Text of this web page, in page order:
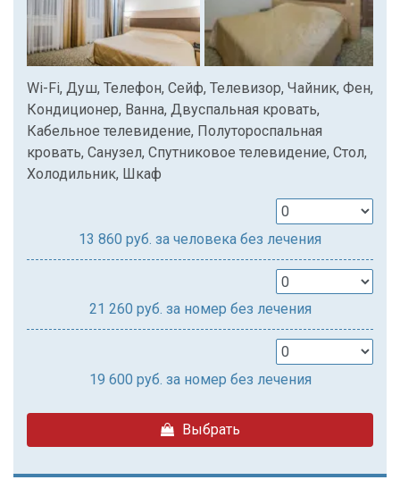
Wi-Fi, Душ, Телефон, Сейф, Телевизор, Чайник, Фен,
Кондиционер, Ванна, Двуспальная кровать,
Кабельное телевидение, Полутороспальная
кровать, Санузел, Спутниковое телевидение, Стол,
Холодильник, Шкаф
13 860 руб. за человека без лечения
21 260 руб. за номер без лечения
19 600 руб. за номер без лечения
Выбрать